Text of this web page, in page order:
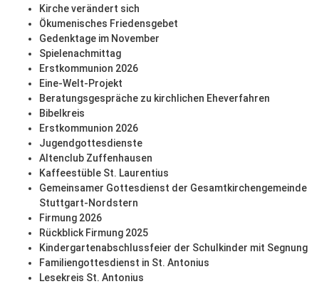
Kirche verändert sich
Ökumenisches Friedensgebet
Gedenktage im November
Spielenachmittag
Erstkommunion 2026
Eine-Welt-Projekt
Beratungsgespräche zu kirchlichen Eheverfahren
Bibelkreis
Erstkommunion 2026
Jugendgottesdienste
Altenclub Zuffenhausen
Kaffeestüble St. Laurentius
Gemeinsamer Gottesdienst der Gesamtkirchengemeinde
Stuttgart-Nordstern
Firmung 2026
Rückblick Firmung 2025
Kindergartenabschlussfeier der Schulkinder mit Segnung
Familiengottesdienst in St. Antonius
Lesekreis St. Antonius